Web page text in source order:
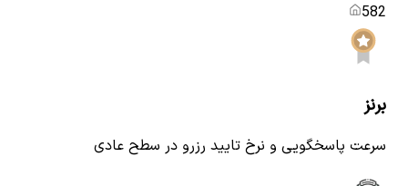
582
برنز
سرعت پاسخگویی و نرخ تایید رزرو در سطح عادی